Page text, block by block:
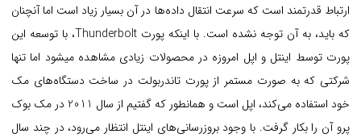
ارتباط قدرتمند است که سرعت انتقال داده‌ها در آن بسیار زیاد است اما آنچنان
که باید، به آن توجه نشده است. با اینکه پورت Thunderbolt، با توسعه این
پورت توسط اینتل و اپل امروزه در محصولات زیادی مشاهده میشود اما تنها
شرکتی که به صورت مستمر از پورت تاندربولت در ساخت دستگاه‌های مک
خود استفاده می‌کند، اپل است و همانطور که گفتیم از سال 2011 در مک بوک
پرو آن را بکار گرفت. با وجود بروزرسانی‌های اینتل انتظار می‌رود، در چند سال